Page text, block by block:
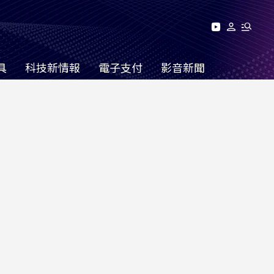
科技新情報 電子支付 影音新聞